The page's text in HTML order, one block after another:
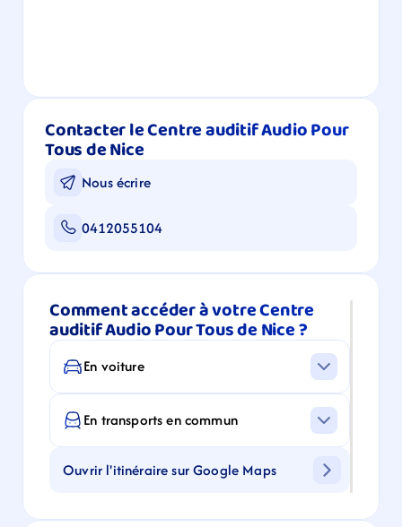
Contacter le Centre auditif Audio Pour
Tous de Nice
Nous écrire
0412055104
Comment accéder à votre Centre
auditif Audio Pour Tous de Nice ?
En voiture
En transports en commun
Ouvrir l'itinéraire sur Google Maps